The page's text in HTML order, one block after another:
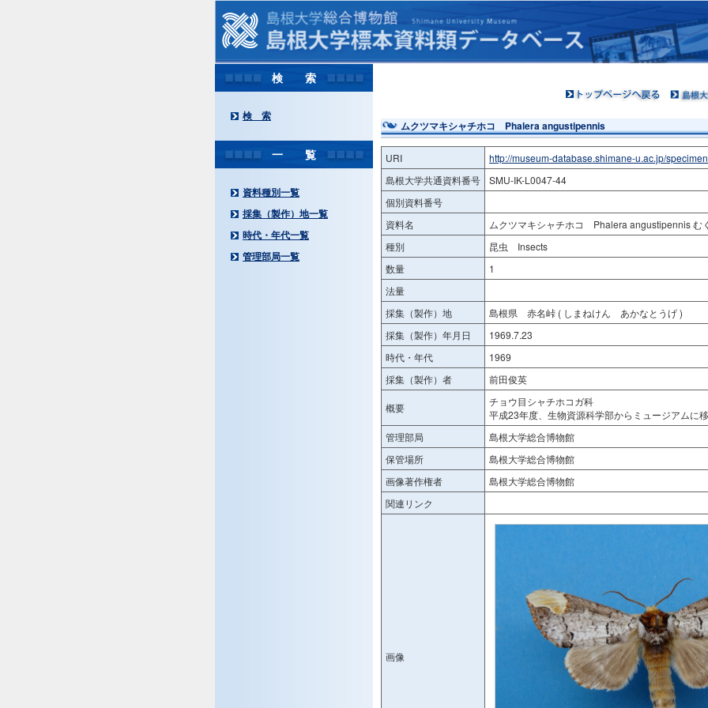
検 索
検 索
一 覧
資料種別一覧
採集（製作）地一覧
時代・年代一覧
管理部局一覧
ムクツマキシャチホコ Phalera angustipennis
URI
http://museum-database.shimane-u.ac.jp/
島根大学共通資料番号
SMU-IK-L0047-44
個別資料番号
資料名
ムクツマキシャチホコ Phalera angustipennis む
種別
昆虫 Insects
数量
1
法量
採集（製作）地
島根県 赤名峠 ( しまねけん あかなとうげ )
採集（製作）年月日
1969.7.23
時代・年代
1969
採集（製作）者
前田俊英
概要
チョウ目シャチホコガ科
平成23年度、生物資源科学部からミュージアムに
管理部局
島根大学総合博物館
保管場所
島根大学総合博物館
画像著作権者
島根大学総合博物館
関連リンク
画像